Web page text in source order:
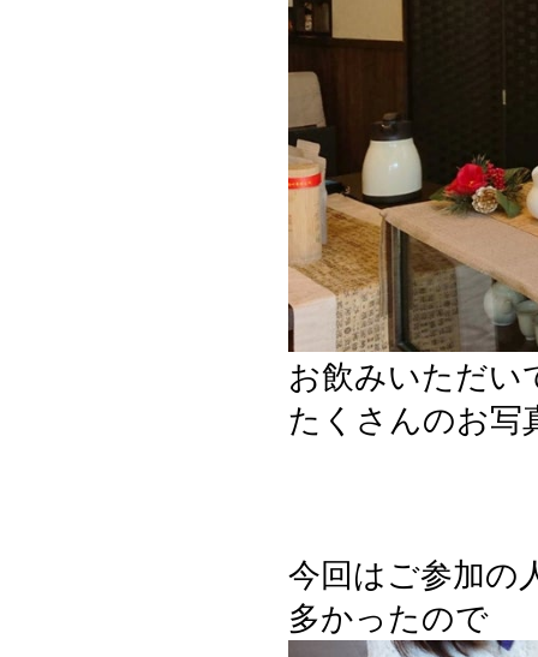
お飲みいただい
たくさんのお写
今回はご参加の
多かったので